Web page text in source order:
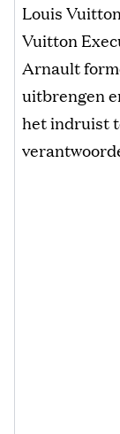
Louis
Vuitton
Arnault
uitbrengen
het indruist